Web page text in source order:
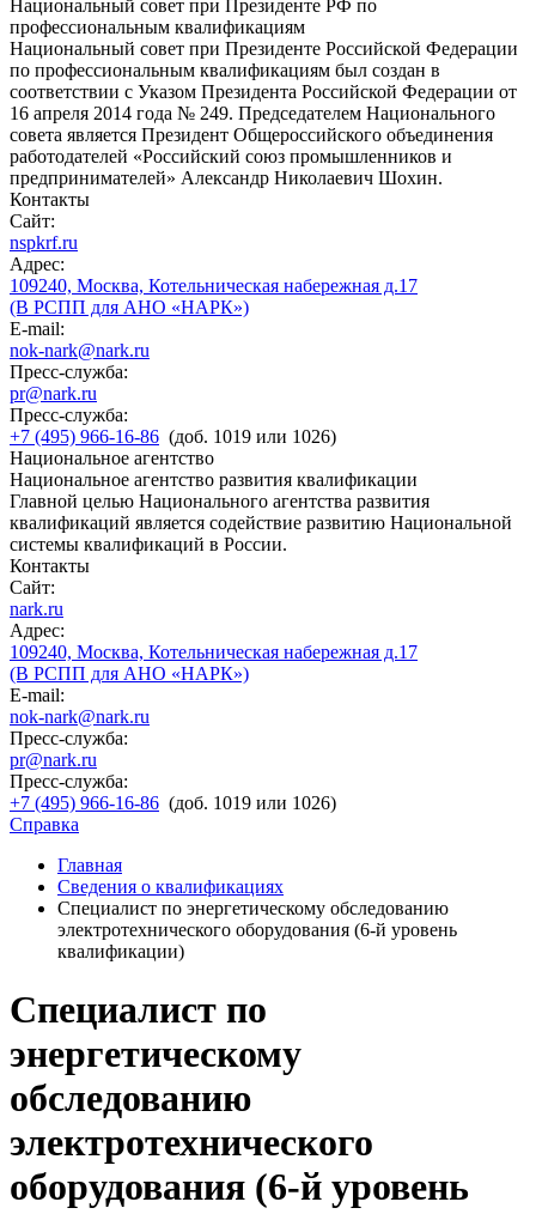
Национальный совет при Президенте РФ по
профессиональным квалификациям
Национальный совет при Президенте Российской Федерации
по профессиональным квалификациям был создан в
соответствии с Указом Президента Российской Федерации от
16 апреля 2014 года № 249. Председателем Национального
совета является Президент Общероссийского объединения
работодателей «Российский союз промышленников и
предпринимателей» Александр Николаевич Шохин.
Контакты
Сайт:
nspkrf.ru
Адрес:
109240, Москва, Котельническая набережная д.17
(В РСПП для АНО «НАРК»)
E-mail:
nok-nark@nark.ru
Пресс-служба:
pr@nark.ru
Пресс-служба:
+7 (495) 966-16-86 (доб. 1019 или 1026)
Национальное агентство
Национальное агентство развития квалификации
Главной целью Национального агентства развития
квалификаций является содействие развитию Национальной
системы квалификаций в России.
Контакты
Сайт:
nark.ru
Адрес:
109240, Москва, Котельническая набережная д.17
(В РСПП для АНО «НАРК»)
E-mail:
nok-nark@nark.ru
Пресс-служба:
pr@nark.ru
Пресс-служба:
+7 (495) 966-16-86 (доб. 1019 или 1026)
Справка
Главная
Сведения о квалификациях
Специалист по энергетическому обследованию
электротехнического оборудования (6-й уровень
квалификации)
Специалист по
энергетическому
обследованию
электротехнического
оборудования (6-й уровень